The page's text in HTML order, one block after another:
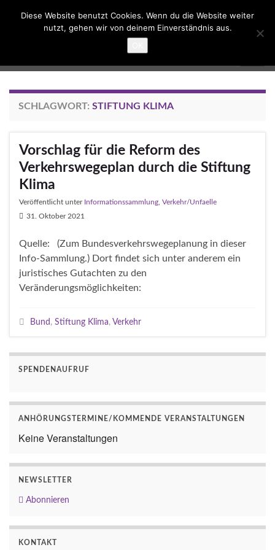
SCHLAGWORT: STIFTUNG KLIMA
Vorschlag für die Reform des
Verkehrswegeplan durch die Stiftung
Klima
Veröffentlicht unter Informationssammlung Verkehr/Unfaelle
31. Oktober 2021
Quelle: (Zum Bundesverkehrswegeplanung in dieser
Info-Sammlung.) Dort findet sich unter anderem ein
juristisches Gutachten zu den
Veränderungsmöglichkeiten:
Bund , Stiftung Klima, Verkehr
SPENDENAUFRUF
ANHÖRUNGSTERMINE/KOMMENDE VERANSTALTUNGEN
Keine Veranstaltungen
NEWSLETTER
Abonnieren
KONTAKT
Diese Website benutzt Cookies. Wenn du die Website weiter
nutzt, gehen wir von deinem Einverständnis aus.